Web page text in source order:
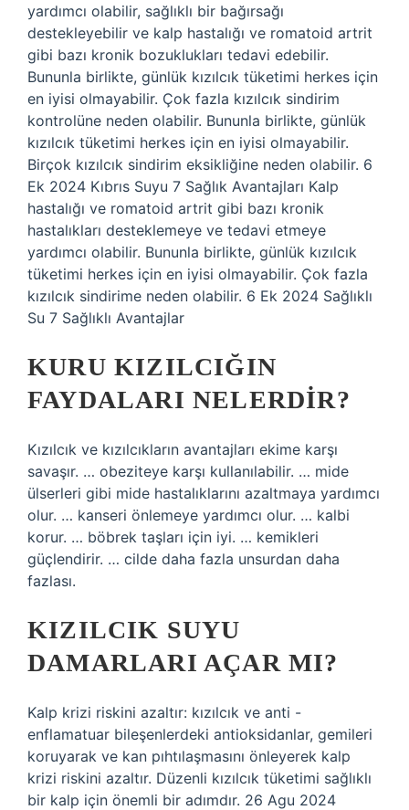
yardımcı olabilir, sağlıklı bir bağırsağı
destekleyebilir ve kalp hastalığı ve romatoid artrit
gibi bazı kronik bozuklukları tedavi edebilir.
Bununla birlikte, günlük kızılcık tüketimi herkes için
en iyisi olmayabilir. Çok fazla kızılcık sindirim
kontrolüne neden olabilir. Bununla birlikte, günlük
kızılcık tüketimi herkes için en iyisi olmayabilir.
Birçok kızılcık sindirim eksikliğine neden olabilir. 6
Ek 2024 Kıbrıs Suyu 7 Sağlık Avantajları Kalp
hastalığı ve romatoid artrit gibi bazı kronik
hastalıkları desteklemeye ve tedavi etmeye
yardımcı olabilir. Bununla birlikte, günlük kızılcık
tüketimi herkes için en iyisi olmayabilir. Çok fazla
kızılcık sindirime neden olabilir. 6 Ek 2024 Sağlıklı
Su 7 Sağlıklı Avantajlar
KURU KIZILCIĞIN
FAYDALARI NELERDIR?
Kızılcık ve kızılcıkların avantajları ekime karşı
savaşır. … obeziteye karşı kullanılabilir. … mide
ülserleri gibi mide hastalıklarını azaltmaya yardımcı
olur. … kanseri önlemeye yardımcı olur. … kalbi
korur. … böbrek taşları için iyi. … kemikleri
güçlendirir. … cilde daha fazla unsurdan daha
fazlası.
KIZILCIK SUYU
DAMARLARI AÇAR MI?
Kalp krizi riskini azaltır: kızılcık ve anti -
enflamatuar bileşenlerdeki antioksidanlar, gemileri
koruyarak ve kan pıhtılaşmasını önleyerek kalp
krizi riskini azaltır. Düzenli kızılcık tüketimi sağlıklı
bir kalp için önemli bir adımdır. 26 Agu 2024